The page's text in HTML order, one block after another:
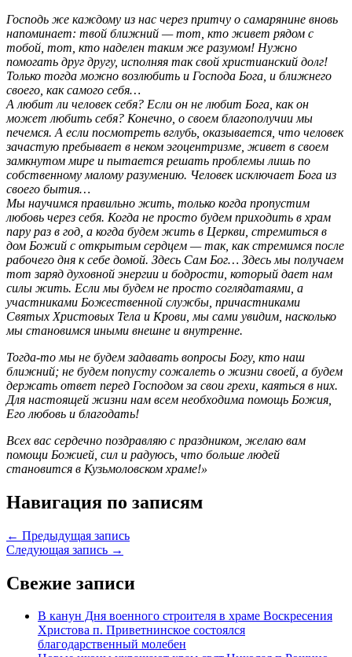
Господь же каждому из нас через притчу о самарянине вновь
напоминает: твой ближний — тот, кто живет рядом с
тобой, тот, кто наделен таким же разумом! Нужно
помогать друг другу, исполняя так свой христианский долг!
Только тогда можно возлюбить и Господа Бога, и ближнего
своего, как самого себя…
А любит ли человек себя? Если он не любит Бога, как он
может любить себя? Конечно, о своем благополучии мы
печемся. А если посмотреть вглубь, оказывается, что человек
зачастую пребывает в неком эгоцентризме, живет в своем
замкнутом мире и пытается решать проблемы лишь по
собственному малому разумению. Человек исключает Бога из
своего бытия…
Мы научимся правильно жить, только когда пропустим
любовь через себя. Когда не просто будем приходить в храм
пару раз в год, а когда будем жить в Церкви, стремиться в
дом Божий с открытым сердцем — так, как стремимся после
рабочего дня к себе домой. Здесь Сам Бог… Здесь мы получаем
тот заряд духовной энергии и бодрости, который дает нам
силы жить. Если мы будем не просто соглядатаями, а
участниками Божественной службы, причастниками
Святых Христовых Тела и Крови, мы сами увидим, насколько
мы становимся иными внешне и внутренне.
Тогда-то мы не будем задавать вопросы Богу, кто наш
ближний; не будем попусту сожалеть о жизни своей, а будем
держать ответ перед Господом за свои грехи, каяться в них.
Для настоящей жизни нам всем необходима помощь Божия,
Его любовь и благодать!
Всех вас сердечно поздравляю с праздником, желаю вам
помощи Божией, сил и радуюсь, что больше людей
становится в Кузьмоловском храме!»
Навигация по записям
← Предыдущая запись
Следующая запись →
Свежие записи
В канун Дня военного строителя в храме Воскресения
Христова п. Приветнинское состоялся
благодарственный молебен